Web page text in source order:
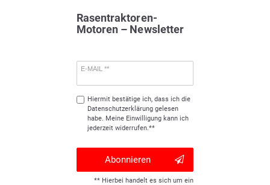
Rasentraktoren-
Motoren – Newsletter
E-MAIL **
Hiermit bestätige ich, dass ich die
Daten­schutz­erklärunggelesen
habe. Meine Einwilligung kann ich
jederzeit widerrufen.**
Abonnieren
** Hierbei handelt es sich um ein